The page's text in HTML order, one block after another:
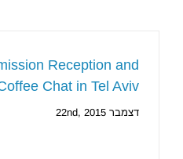
Reception and
Chat in Tel Aviv
דצמבר 22nd, 2015